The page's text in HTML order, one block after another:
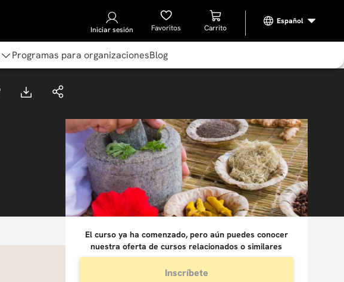
Iniciar sesión Favoritos
Programas para organizacionesBlog
El curso ya ha comenzado, pero aún puedes conocer
nuestra oferta de cursos relacionados o similares
Inscríbete